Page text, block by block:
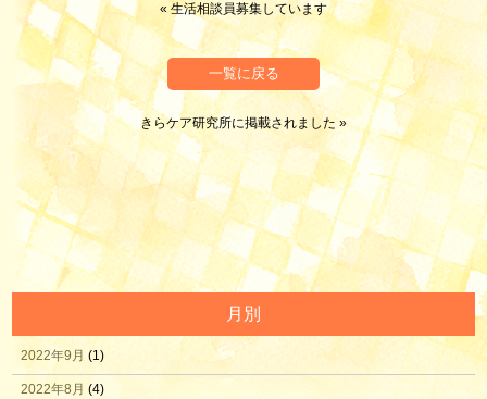
«生活相談員募集しています
一覧に戻る
きらケア研究所に掲載されました»
月別
2022年9月 (1)
2022年8月 (4)